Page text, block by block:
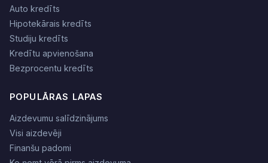
Auto kredīts
Hipotekārais kredīts
Studiju kredīts
Kredītu apvienošana
Bezprocentu kredīts
POPULĀRAS LAPAS
Aizdevumu salīdzinājums
Visi aizdevēji
Finanšu padomi